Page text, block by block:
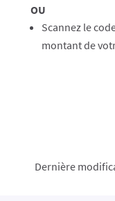
OU
Scannez le
montant de
Dernière